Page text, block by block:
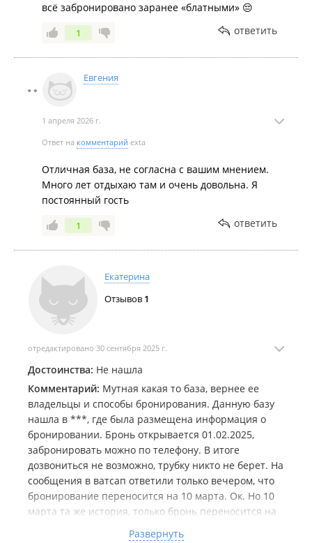
всё забронировано заранее «блатными» 😔
1 ответить
Евгения
1 апреля 2026 г.
Ответ на комментарий exta
Отличная база, не согласна с вашим мнением.
Много лет отдыхаю там и очень довольна. Я
постоянный гость
1 ответить
Екатерина
Отзывов 1
отредактировано 30 сентября 2025 г.
Достоинства: Не нашла
Комментарий: Мутная какая то база, вернее ее
владельцы и способы бронирования. Данную базу
нашла в ***, где была размещена информация о
бронировании. Бронь открывается 01.02.2025,
забронировать можно по телефону. В итоге
дозвониться не возможно, трубку никто не берет. На
сообщения в ватсап ответили только вечером, что
бронирование переносится на 10 марта. Ок. Но 10
марта та же история, только бронь переносится на
Развернуть